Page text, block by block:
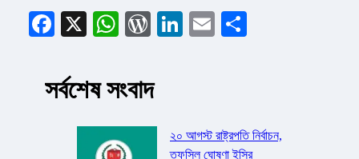
Facebook
X WhatsApp
WordPress
LinkedIn
Email
সর্বশেষ সংবাদ
২০ আগস্ট রাষ্ট্রপতি নির্বাচন,
তফসিল ঘোষণা ইসির